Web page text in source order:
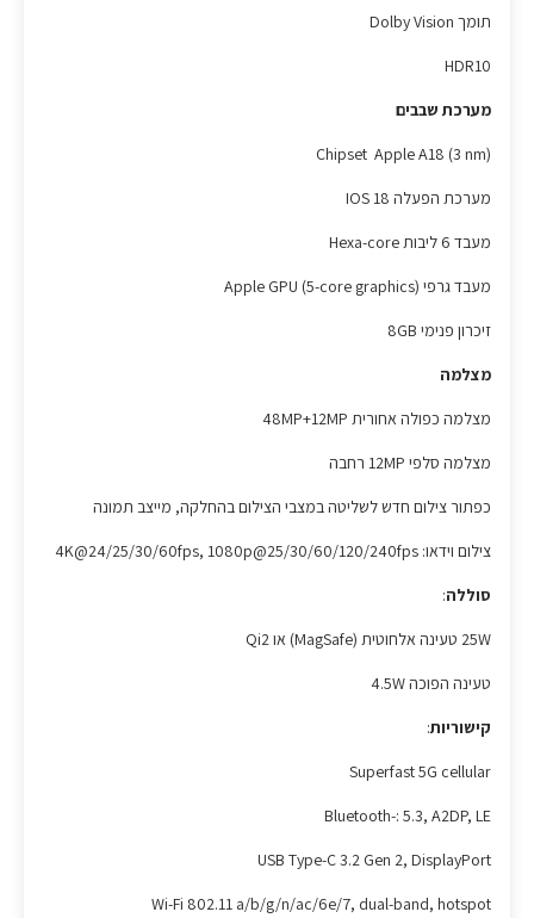
תומך Dolby Vision
HDR10
מערכת שבבים
Chipset Apple A18 (3 nm)
מערכת הפעלה IOS 18
מעבד 6 ליבות Hexa-core
מעבד גרפי Apple GPU (5-core graphics)
זיכרון פנימי 8GB
מצלמה
מצלמה כפולה אחורית 48MP+12MP
מצלמה סלפי 12MP רחבה
כפתור צילום חדש לשליטה במצבי הצילום בהחלקה, מייצב תמונה
צילום וידאו: 4K@24/25/30/60fps, 1080p@25/30/60/120/240fps
סוללה:
25W טעינה אלחוטית (MagSafe) או Qi2
טעינה הפוכה 4.5W
קישוריות:
Superfast 5G cellular
Bluetooth-: 5.3, A2DP, LE
USB Type-C 3.2 Gen 2, DisplayPort
Wi-Fi 802.11 a/b/g/n/ac/6e/7, dual-band, hotspot